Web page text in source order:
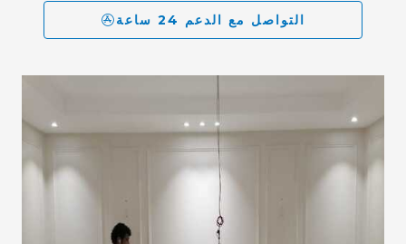
التواصل مع الدعم 24 ساعة